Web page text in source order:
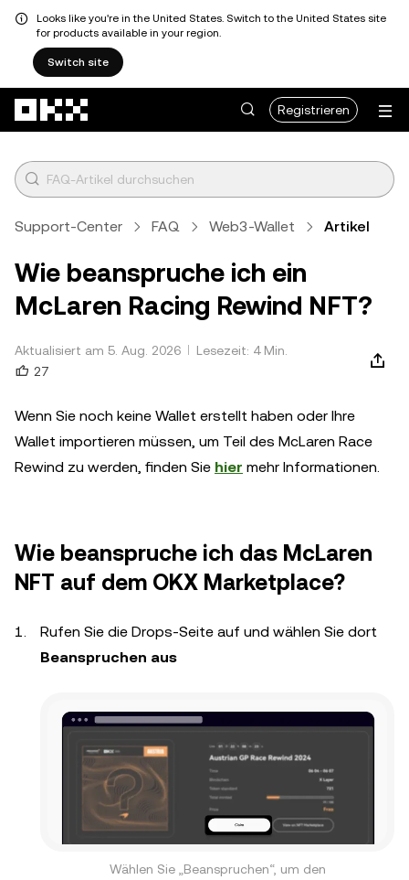
Looks like you're in the United States. Switch to the United States site
for products available in your region.
Switch site
Registrieren
Support-Center FAQ Web3-Wallet Artikel
Wie beanspruche ich ein
McLaren Racing Rewind NFT?
Aktualisiert am 5. Aug. 2026
Lesezeit: 4 Min.
27
Wenn Sie noch keine Wallet erstellt haben oder Ihre
Wallet importieren müssen, um Teil des McLaren Race
Rewind zu werden, finden Sie hier mehr Informationen.
Wie beanspruche ich das McLaren
NFT auf dem OKX Marketplace?
Rufen Sie die Drops-Seite auf und wählen Sie dort
Beanspruchen aus
Wählen Sie „Beanspruchen“, um den